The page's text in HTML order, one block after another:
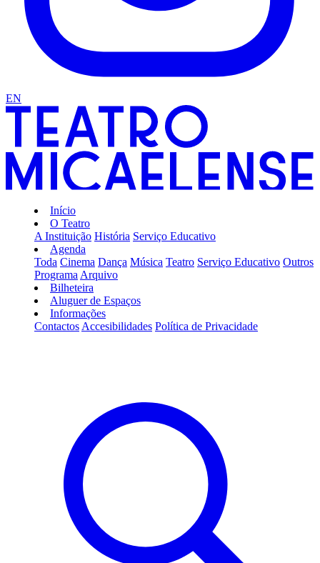
EN
Início
O Teatro
A Instituição História Serviço Educativo
Agenda
Toda Cinema Dança Música Teatro Serviço Educativo Outros
Programa Arquivo
Bilheteira
Aluguer de Espaços
Informações
Contactos Accesibilidades Política de Privacidade